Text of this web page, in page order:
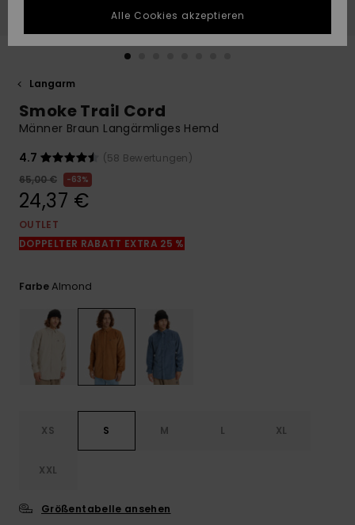
schnellste
Antwort auf Ihre
Finden Sie
Antworten auf
die häufigsten
Fragen sowie
ansehen
WUNSCHLISTE
Langarm
Smoke Trail Cord
Männer Braun Langärmliges Hemd
4.7
(58 Bewertungen)
65,00 €
63%
24,37 €
OUTLET
DOPPELTER RABATT EXTRA 25 %
FarbeAlmond
XS S M L XL
XXL
Größentabelle ansehen
Alle Cookies akzeptieren